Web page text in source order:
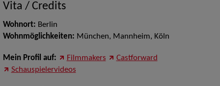
Vita / Credits
Wohnort: Berlin
Wohnmöglichkeiten: München, Mannheim, Köln
Mein Profil auf: Filmmakers
Castforward
Schauspielervideos